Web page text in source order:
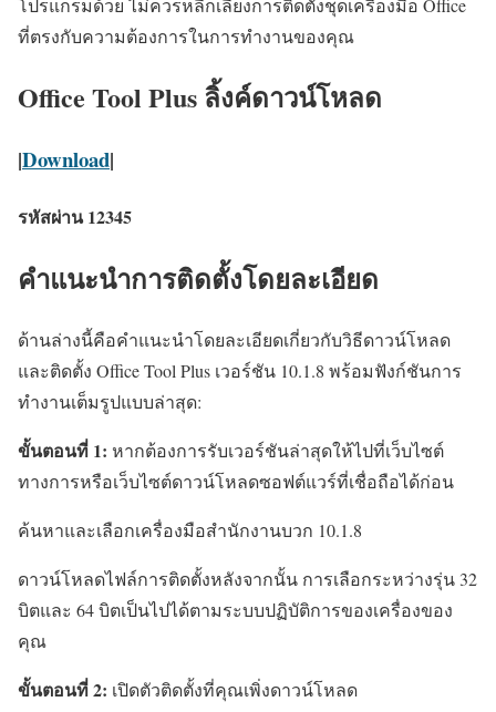
ที่ตรงกับความต้องการในการทำงานของคุณ
Office Tool Plus ลิ้งค์ดาวน์โหลด
|Download|
รหัสผ่าน 12345
คำแนะนำการติดตั้งโดยละเอียด
ด้านล่างนี้คือคำแนะนำโดยละเอียดเกี่ยวกับวิธีดาวน์โหลด
และติดตั้ง Office Tool Plus เวอร์ชัน 10.1.8 พร้อมฟังก์ชันการ
ทำงานเต็มรูปแบบล่าสุด:
ขั้นตอนที่ 1: หากต้องการรับเวอร์ชันล่าสุดให้ไปที่เว็บไซต์
ทางการหรือเว็บไซต์ดาวน์โหลดซอฟต์แวร์ที่เชื่อถือได้ก่อน
ค้นหาและเลือกเครื่องมือสำนักงานบวก 10.1.8
ดาวน์โหลดไฟล์การติดตั้งหลังจากนั้น การเลือกระหว่างรุ่น 32
บิตและ 64 บิตเป็นไปได้ตามระบบปฏิบัติการของเครื่องของ
คุณ
ขั้นตอนที่ 2: เปิดตัวติดตั้งที่คุณเพิ่งดาวน์โหลด